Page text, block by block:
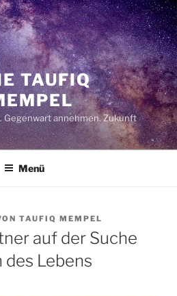
TAUFIQ
annehmen. Zukunft
Menü
TAUFIQ MEMPEL
auf der Suche
des Lebens